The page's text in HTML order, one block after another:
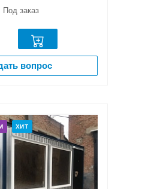
Под заказ
вопрос
ХИТ